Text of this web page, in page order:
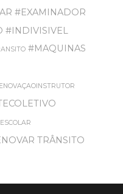
#EXAMINADOR
#INDIVISIVEL
#MAQUINAS
TRÂNSITO